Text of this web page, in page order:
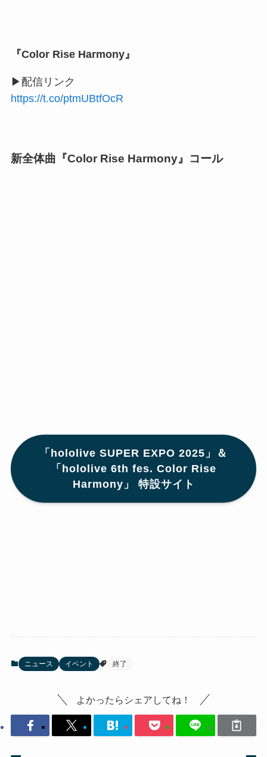
『Color Rise Harmony』
▶配信リンク
https://t.co/ptmUBtfOcR
新全体曲『Color Rise Harmony』コール
「hololive SUPER EXPO 2025」＆
「hololive 6th fes. Color Rise
Harmony」 特設サイト
ニュース イベント 終了
よかったらシェアしてね！